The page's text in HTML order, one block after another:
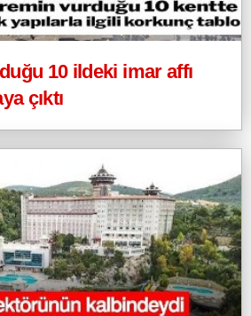
10 ildeki imar affı
çıktı